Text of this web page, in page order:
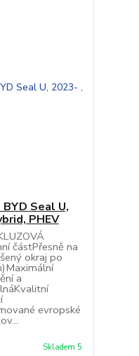
Seal U,
PHEV
částPřesně na
okraj po
a
evropské
Skladem 5